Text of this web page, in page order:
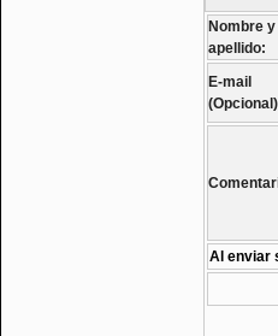
Nombre y
apellido:
E-mail
Al enviar